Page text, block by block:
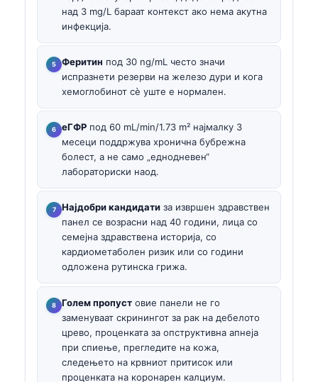
над 3 mg/L бараат контекст ако нема акутна
инфекција.
Феритин под 30 ng/mL често значи
испразнети резерви на железо дури и кога
хемоглобинот сè уште е нормален.
еГФР под 60 mL/min/1.73 m² најмалку 3
месеци поддржува хронична бубрежна
болест, а не само „еднодневен“
лабораториски наод.
Најдобри кандидати за извршен здравствен
панел се возрасни над 40 години, лица со
семејна здравствена историја, со
кардиометаболен ризик или со години
одложена рутинска грижа.
Голем пропуст овие панели не го
заменуваат скринингот за рак на дебелото
црево, проценката за опструктивна апнеја
при спиење, прегледите на кожа,
следењето на крвниот притисок или
проценката на коронарен калциум.